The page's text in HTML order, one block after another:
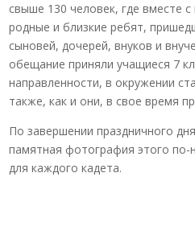
свыше 130 человек, где вместе
родные и близкие ребят,
сыновей, дочерей, внуков и
обещание приняли учащиеся 7
направленности, в окружении
также, как и они, в свое время
По завершении праздничного
памятная фотография этого
для каждого кадета.